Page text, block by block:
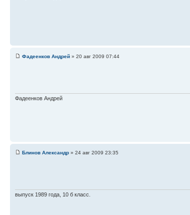
Фадеенков Андрей » 20 авг 2009 07:44
Фадеенков Андрей
Блинов Александр » 24 авг 2009 23:35
выпуск 1989 года, 10 б класс.